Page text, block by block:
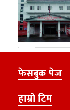
फेसबुक पेज
हाम्रो टिम